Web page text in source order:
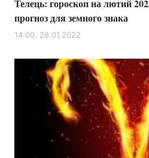
Телець: гороскоп на лютий
прогноз для земного знака
14:00, 28.01.2022